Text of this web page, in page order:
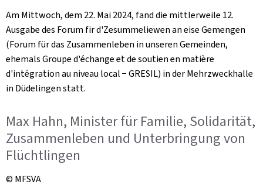
Am Mittwoch, dem 22. Mai 2024, fand die mittlerweile 12.
Ausgabe des Forum fir d'Zesummeliewen an eise Gemengen
(Forum für das Zusammenleben in unseren Gemeinden,
ehemalsGroupe d'échange et de soutien en matière
d'intégration au niveau local− GRESIL) in der Mehrzweckhalle
in Düdelingen statt.
Max Hahn, Minister für Familie, Solidarität,
Zusammenleben und Unterbringung von
Flüchtlingen
© MFSVA